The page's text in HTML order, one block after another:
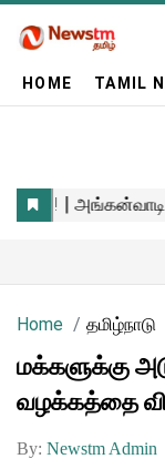
HOME TAMIL
Home தமிழ்நாடு
மக்களுக்கு
வழக்கத்தை
By: Newstm Admin